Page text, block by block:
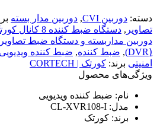
دسته: دوربین CVI , دوربین مدار بسته
تصاویر , دستگاه ضبط کننده 8 کانال کورتک مدل CL-XVR108-I
دوربین مداربسته و دستگاه ضبط تصاویر
(ِDVR)
, ضبط کننده, ضبط کننده
امنیتی برند: کورتک | CORTECH
ویژگی‌های محصول
نام: ضبط کننده ویدیویی
مدل: CL-XVR108-I
برند: کورتک